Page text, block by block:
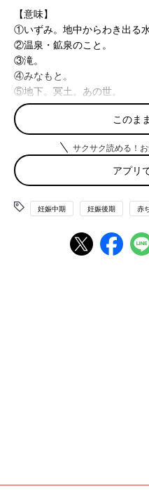
【意味】
①いずみ。地中からわき出る水
②温泉・鉱泉のこと。
③滝。
④みなもと。
⑤地下。冥土。あの世。
【願い】
尽きることなくわき上がって
るようにと願って。生まれ持
貢献できる人にと期待して。
たまひよのアプリ「まいにち
このま
サクサク読める！
アプリ
妊娠中期 妊娠後期 赤